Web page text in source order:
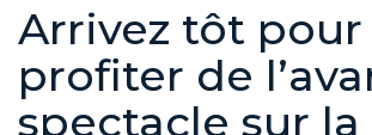
Arrivez tôt pour
profiter de
spectacle sur la